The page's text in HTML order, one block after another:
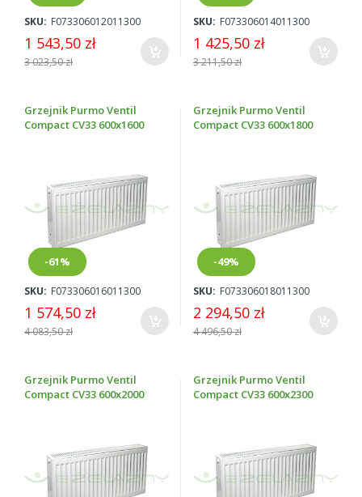
SKU: F073306012011300
1 543,50 zł
3 023,50 zł
SKU: F073306014011300
1 425,50 zł
3 211,50 zł
Grzejnik Purmo Ventil
Compact CV33 600x1600
-61%
SKU: F073306016011300
1 574,50 zł
4 083,50 zł
Grzejnik Purmo Ventil
Compact CV33 600x1800
-49%
SKU: F073306018011300
2 294,50 zł
4 496,50 zł
Grzejnik Purmo Ventil
Compact CV33 600x2000
Grzejnik Purmo Ventil
Compact CV33 600x2300